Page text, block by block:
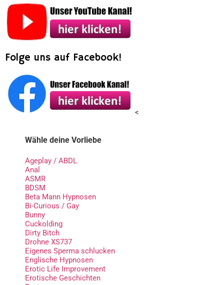
Folge uns auf Facebook!
<
Wähle deine Vorliebe
Ageplay / ABDL
Anal
ASMR
BDSM
Beta Mann Hypnosen
Bi-Curious / Gay
Bunny
Cuckolding
Dirty Bitch
Drohne XS737
Eigenes Sperma schlucken
Englische Hypnosen
Erotic Life Improvement
Erotische Geschichten